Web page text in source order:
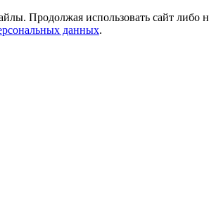
Продолжая использовать сайт
данных.